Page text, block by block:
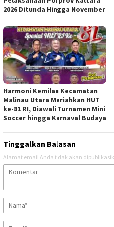
2026 Ditunda Hingga November
Harmoni Kemilau Kecamatan
Malinau Utara Meriahkan HUT
ke-81 RI, Diawali Turnamen Mini
Soccer hingga Karnaval Budaya
Tinggalkan Balasan
Alamat email Anda tidak akan